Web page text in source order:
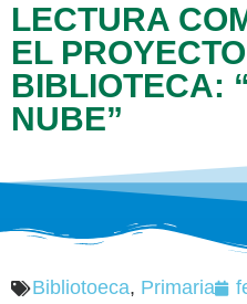
LECTURA
EL
BIBLIOTECA:
NUBE”
Bibliotoeca, Primaria